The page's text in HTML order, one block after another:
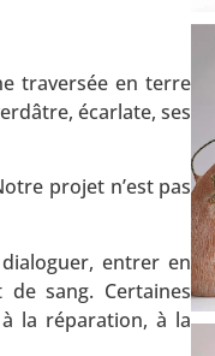
traversée en terre
écarlate, ses
projet n’est pas
entrer en
sang. Certaines
la réparation, à la